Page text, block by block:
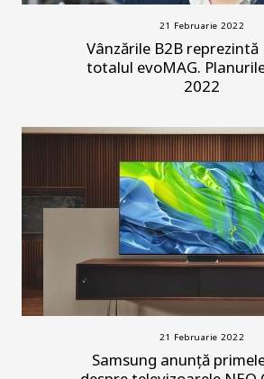
21 Februarie 2022
Vânzările B2B reprezintă
totalul evoMAG.
2022
21 Februarie 2022
Samsung anunță